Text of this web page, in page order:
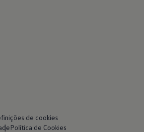
de cookies
Política de Cookies